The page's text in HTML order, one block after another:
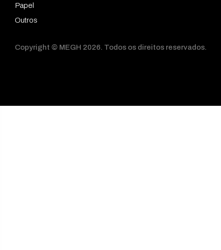
Papel
Outros
Copyright © MEGH 2026. Todos os direitos reservados.